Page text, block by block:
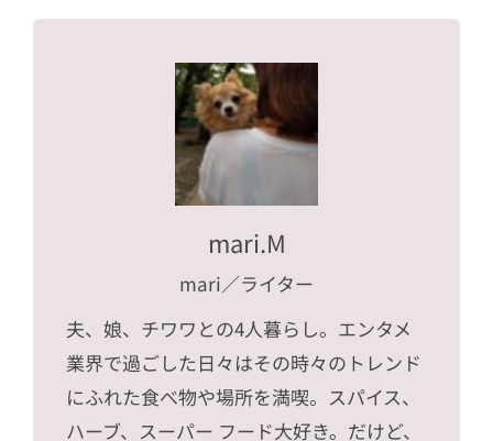
mari.M
mari／ライター
夫、娘、チワワとの4人暮らし。エンタメ
業界で過ごした日々はその時々のトレンド
にふれた食べ物や場所を満喫。スパイス、
ハーブ、スーパー フード大好き。だけど、